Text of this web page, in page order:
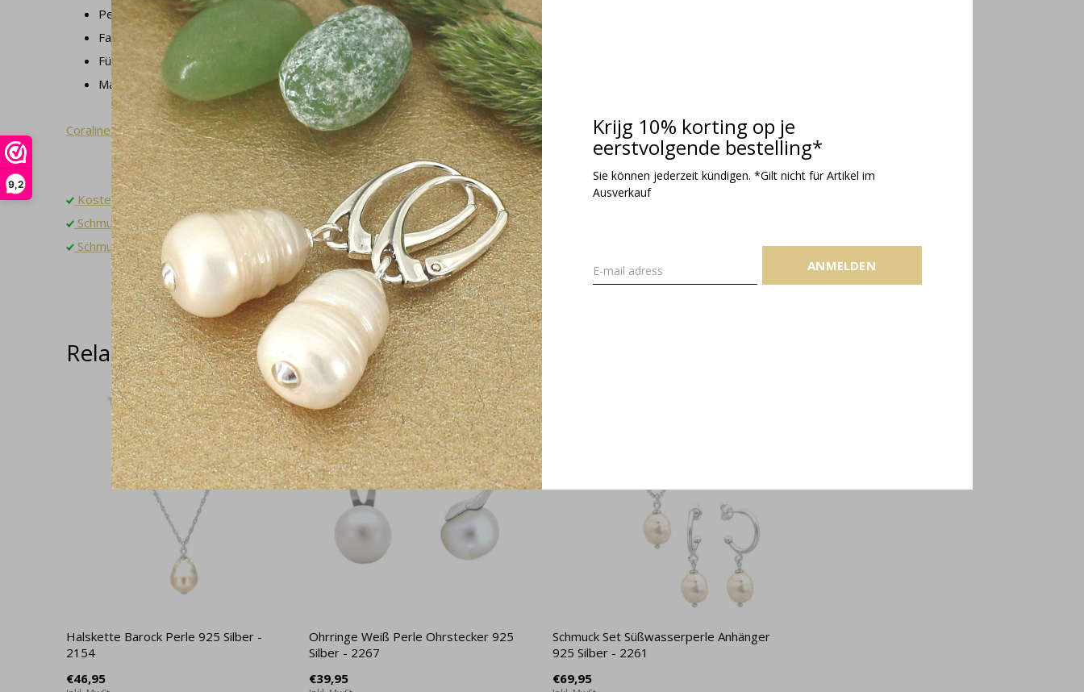
9,2
Krijg 10% korting op je
eerstvolgende bestelling*
Sie können jederzeit kündigen. *Gilt nicht für Artikel im
Ausverkauf
ANMELDEN
Perle: 13 x 17 mm
Farbe Perle: weiß
Für gestochene Ohrlöcher
Materialien: 925 Sterling Silber und Süßwasserperle
Coraline Kollektion
Kostenloser Versand innerhalb NL
Schmuckschatulle in kostenfreie Geschenkverpackung
Schmuck passend machen? Bitte kontaktieren Sie uns!
Related articles
Halskette Barock Perle 925 Silber -
2154
€46,95
Ohrringe Weiß Perle Ohrstecker 925
Silber - 2267
€39,95
Schmuck Set Süßwasserperle Anhänger
925 Silber - 2261
€69,95